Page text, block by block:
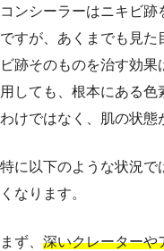
コンシーラーはニキビ
ですが、あくまでも見た
ビ跡そのものを治す効
用しても、根本にある
わけではなく、肌の状態
特に以下のような状況で
くなります。
まず、 深いクレーターや